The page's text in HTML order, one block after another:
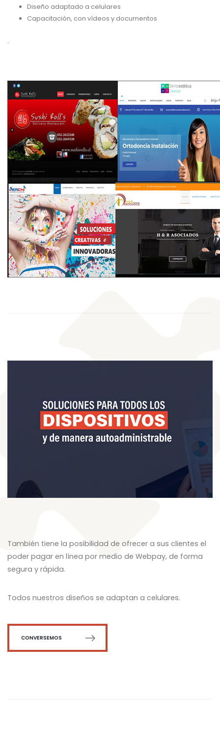
Diseño adaptado a celulares
Capacitación, con vídeos y documentos
.
También tiene la posibilidad de ofrecer a sus clientes el
poder pagar en línea por medio de Webpay, de forma
segura y rápida.
Todos nuestros diseños se adaptan a celulares.
CONVERSEMOS